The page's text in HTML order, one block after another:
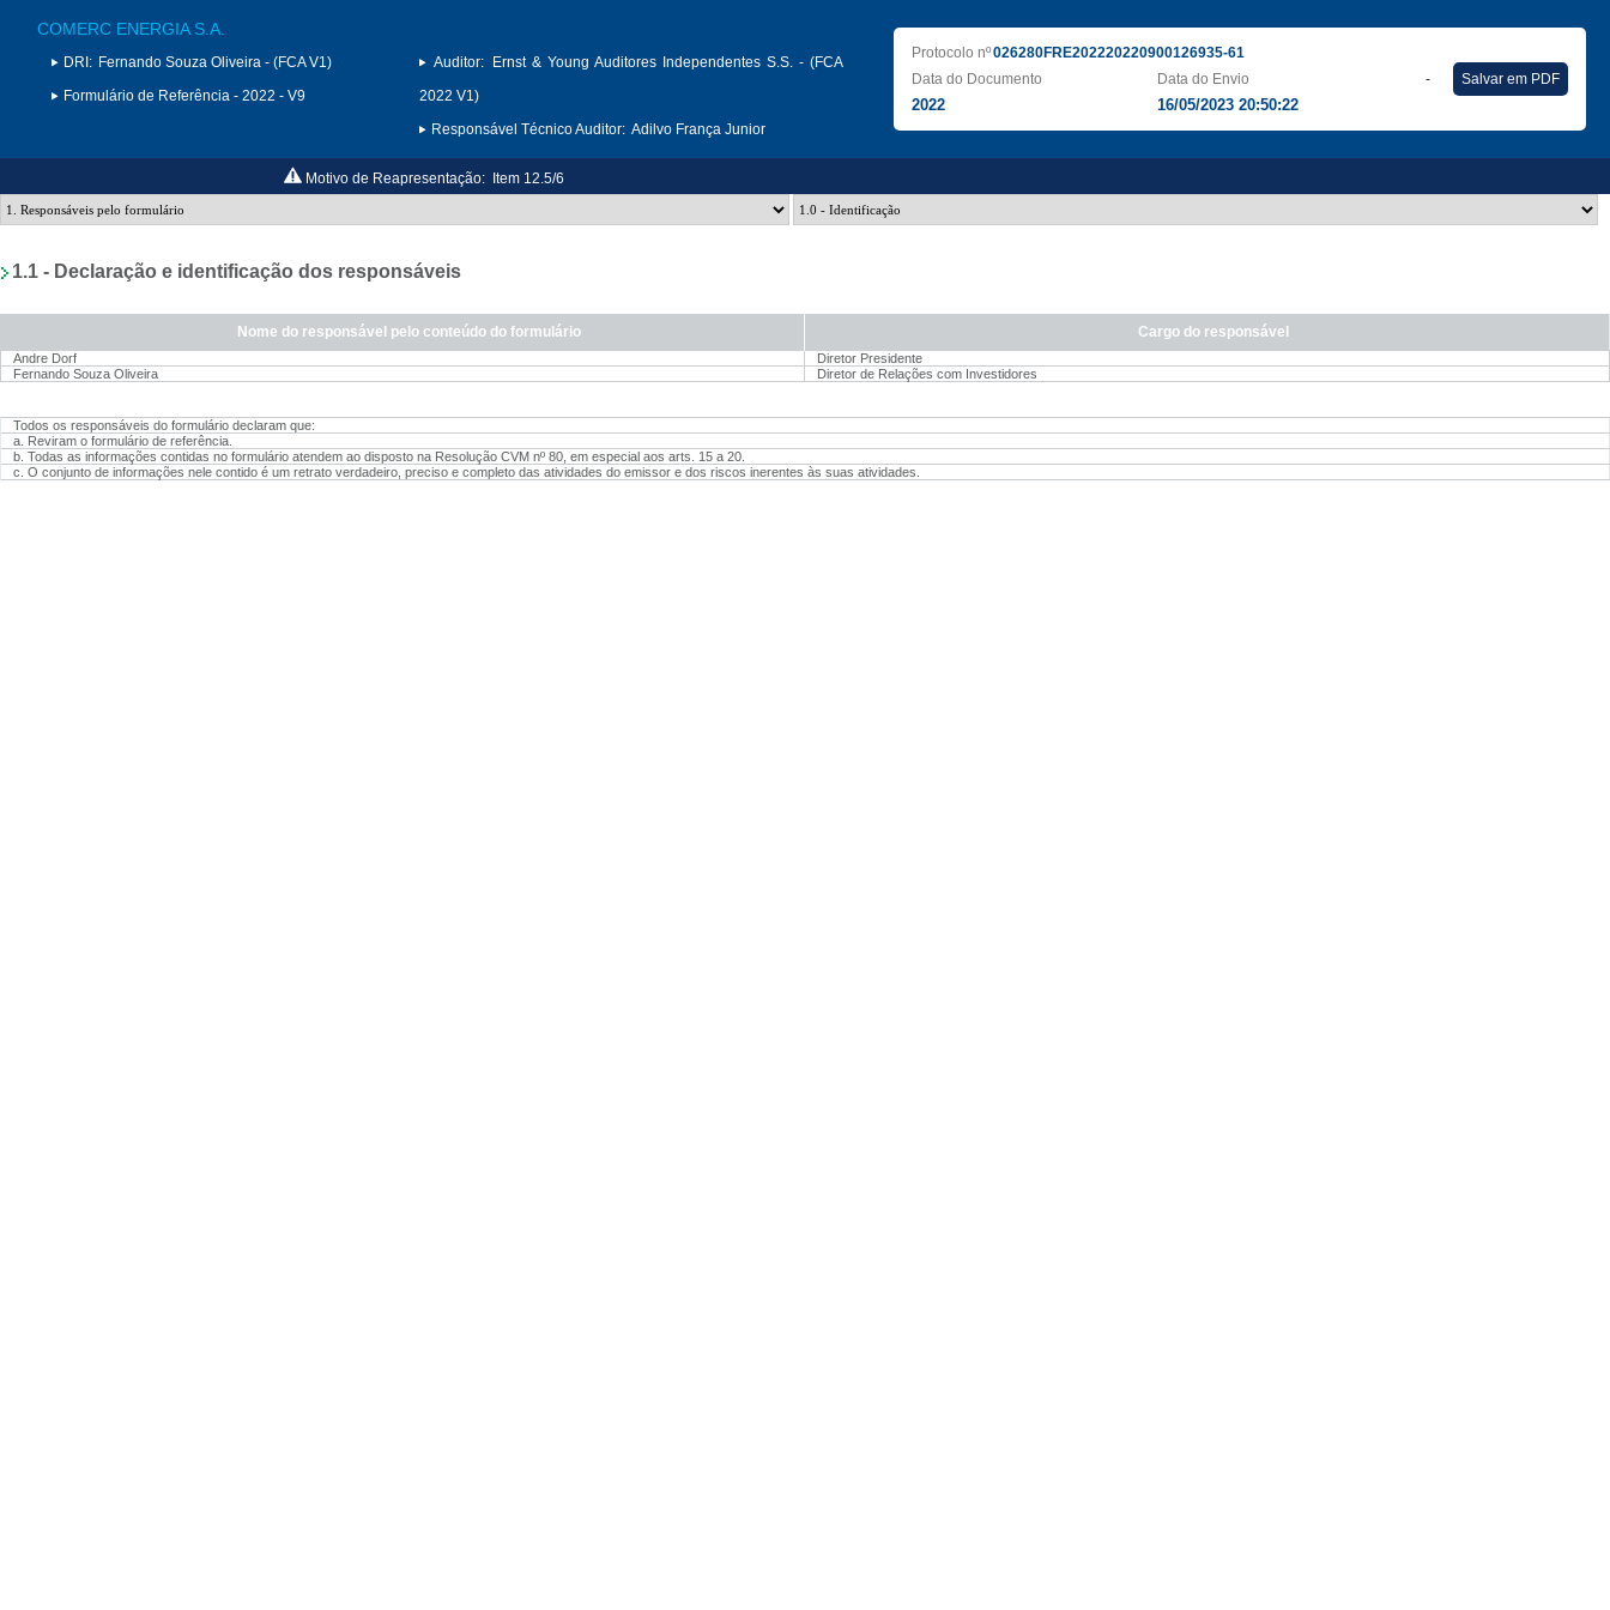
COMERC ENERGIA S.A.
DRI: Fernando Souza Oliveira - (FCA V1)
Formulário de Referência - 2022 - V9
Auditor:
Ernst & Young Auditores Independentes S.S. - (FCA
2022 V1)
Responsável Técnico Auditor: Adilvo França Junior
Protocolo nº026280FRE202220220900126935-61
Data do Documento
2022
Data do Envio
16/05/2023 20:50:22
- Salvar em PDF
Motivo de Reapresentação: Item 12.5/6